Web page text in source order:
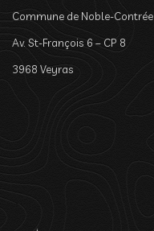
Commune de Noble-Contrée
Av. St-François 6 – CP 8
3968 Veyras